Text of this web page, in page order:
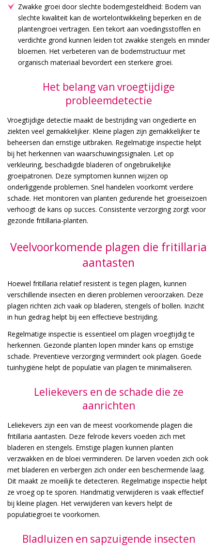
Zwakke groei door slechte bodemgesteldheid: Bodem van
slechte kwaliteit kan de wortelontwikkeling beperken en de
plantengroei vertragen. Een tekort aan voedingsstoffen en
verdichte grond kunnen leiden tot zwakke stengels en minder
bloemen. Het verbeteren van de bodemstructuur met
organisch materiaal bevordert een sterkere groei.
Het belang van vroegtijdige
probleemdetectie
Vroegtijdige detectie maakt de bestrijding van ongedierte en
ziekten veel gemakkelijker. Kleine plagen zijn gemakkelijker te
beheersen dan ernstige uitbraken. Regelmatige inspectie helpt
bij het herkennen van waarschuwingssignalen. Let op
verkleuring, beschadigde bladeren of ongebruikelijke
groeipatronen. Deze symptomen kunnen wijzen op
onderliggende problemen. Snel handelen voorkomt verdere
schade. Het monitoren van planten gedurende het groeiseizoen
verhoogt de kans op succes. Consistente verzorging zorgt voor
gezonde fritillaria-planten.
Veelvoorkomende plagen die fritillaria
aantasten
Hoewel fritillaria relatief resistent is tegen plagen, kunnen
verschillende insecten en dieren problemen veroorzaken. Deze
plagen richten zich vaak op bladeren, stengels of bollen. Inzicht
in hun gedrag helpt bij een effectieve bestrijding.
Regelmatige inspectie is essentieel om plagen vroegtijdig te
herkennen. Gezonde planten lopen minder kans op ernstige
schade. Preventieve verzorging vermindert ook plagen. Goede
tuinhygiëne helpt de populatie van plagen te minimaliseren.
Leliekevers en de schade die ze
aanrichten
Leliekevers zijn een van de meest voorkomende plagen die
fritillaria aantasten. Deze felrode kevers voeden zich met
bladeren en stengels. Ernstige plagen kunnen planten
verzwakken en de bloei verminderen. De larven voeden zich ook
met bladeren en verbergen zich onder een beschermende laag.
Dit maakt ze moeilijk te detecteren. Regelmatige inspectie helpt
ze vroeg op te sporen. Handmatig verwijderen is vaak effectief
bij kleine plagen. Het verwijderen van kevers helpt de
populatiegroei te voorkomen.
Bladluizen en sapzuigende insecten